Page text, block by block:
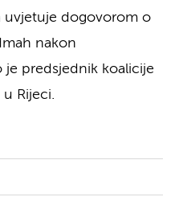
uvjetuje dogovorom o
nakon
je predsjednik koalicije
Rijeci.